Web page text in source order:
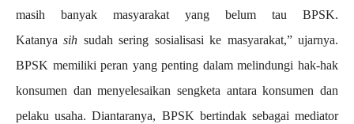
masih banyak masyarakat yang belum tau BPSK.
Katanyasih sudah sering sosialisasi ke masyarakat,” ujarnya.
BPSK memiliki peran yang penting dalam melindungi hak-hak
konsumen dan menyelesaikan sengketa antara konsumen dan
pelaku usaha. Diantaranya, BPSK bertindak sebagai mediator